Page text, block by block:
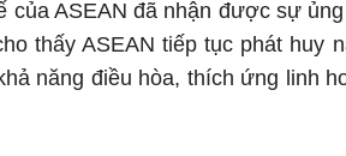
ASEAN đã nhận được sự
thấy ASEAN tiếp tục phát huy
năng điều hòa, thích ứng linh